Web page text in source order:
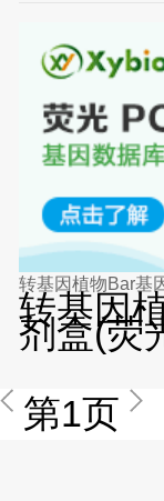
转基因植物Bar基
转基因
剂盒(荧
第1页